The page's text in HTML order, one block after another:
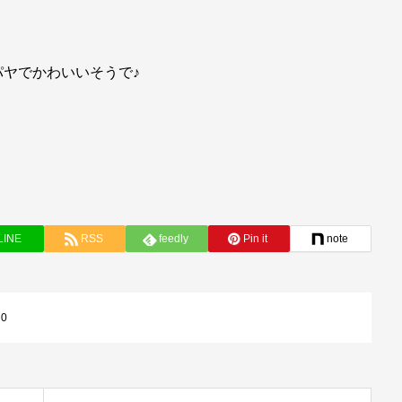
でかわいいそうで♪
RSS feedly Pin it note
0